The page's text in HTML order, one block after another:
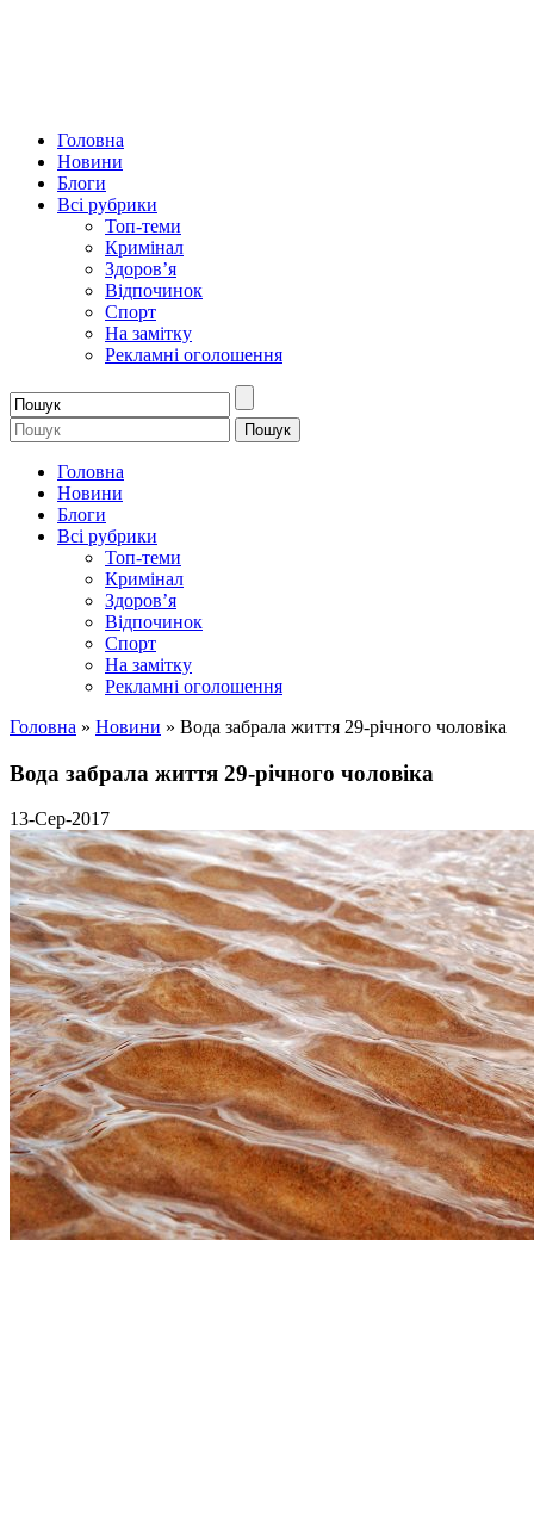
Головна
Новини
Блоги
Всі рубрики
Топ-теми
Кримінал
Здоров’я
Відпочинок
Спорт
На замітку
Рекламні оголошення
Головна
Новини
Блоги
Всі рубрики
Топ-теми
Кримінал
Здоров’я
Відпочинок
Спорт
На замітку
Рекламні оголошення
Головна » Новини » Вода забрала життя 29-річного чоловіка
Вода забрала життя 29-річного чоловіка
13-Сер-2017